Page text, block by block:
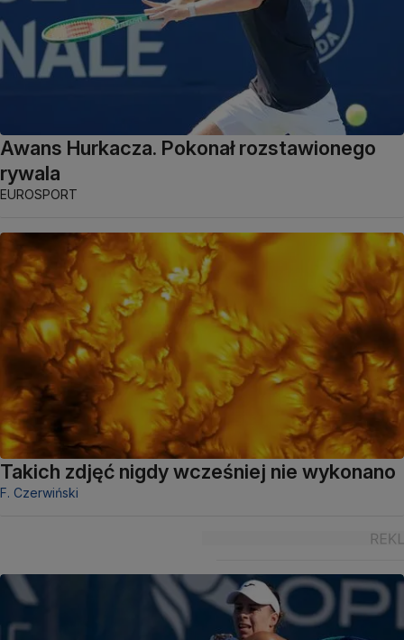
Awans Hurkacza. Pokonał rozstawionego
rywala
EUROSPORT
Takich zdjęć nigdy wcześniej nie wykonano
F. Czerwiński